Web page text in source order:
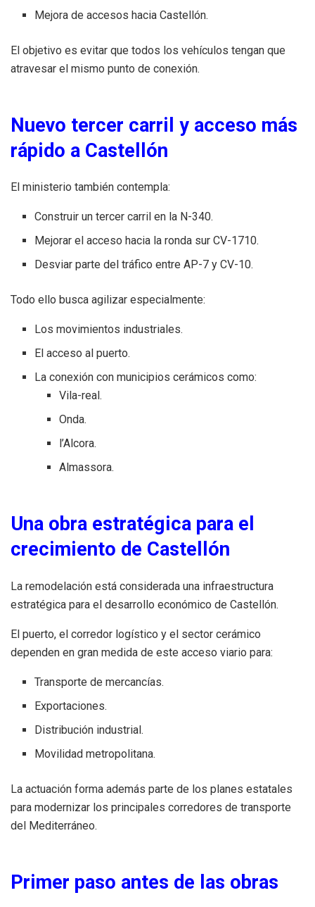
Mejora de accesos hacia Castellón.
El objetivo es evitar que todos los vehículos tengan que
atravesar el mismo punto de conexión.
Nuevo tercer carril y acceso más
rápido a Castellón
El ministerio también contempla:
Construir un tercer carril en la N-340.
Mejorar el acceso hacia la ronda sur CV-1710.
Desviar parte del tráfico entre AP-7 y CV-10.
Todo ello busca agilizar especialmente:
Los movimientos industriales.
El acceso al puerto.
La conexión con municipios cerámicos como:
Vila-real.
Onda.
l’Alcora.
Almassora.
Una obra estratégica para el
crecimiento de Castellón
La remodelación está considerada una infraestructura
estratégica para el desarrollo económico de Castellón.
El puerto, el corredor logístico y el sector cerámico
dependen en gran medida de este acceso viario para:
Transporte de mercancías.
Exportaciones.
Distribución industrial.
Movilidad metropolitana.
La actuación forma además parte de los planes estatales
para modernizar los principales corredores de transporte
del Mediterráneo.
Primer paso antes de las obras